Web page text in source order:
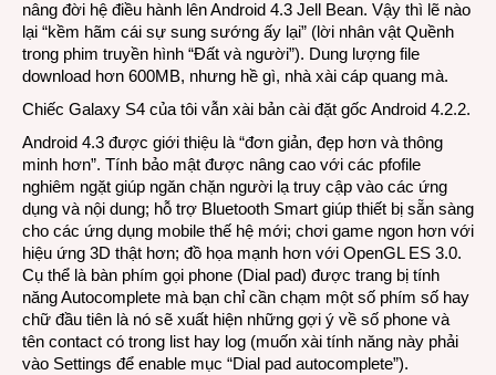
nâng đời hệ điều hành lên Android 4.3 Jell Bean. Vậy thì lẽ nào
lại “kềm hãm cái sự sung sướng ấy lại” (lời nhân vật Quềnh
trong phim truyền hình “Đất và người”). Dung lượng file
download hơn 600MB, nhưng hề gì, nhà xài cáp quang mà.
Chiếc Galaxy S4 của tôi vẫn xài bản cài đặt gốc Android 4.2.2.
Android 4.3 được giới thiệu là “đơn giản, đẹp hơn và thông
minh hơn”. Tính bảo mật được nâng cao với các pfofile
nghiêm ngặt giúp ngăn chặn người lạ truy cập vào các ứng
dụng và nội dung; hỗ trợ Bluetooth Smart giúp thiết bị sẵn sàng
cho các ứng dụng mobile thế hệ mới; chơi game ngon hơn với
hiệu ứng 3D thật hơn; đồ họa mạnh hơn với OpenGL ES 3.0.
Cụ thể là bàn phím gọi phone (Dial pad) được trang bị tính
năng Autocomplete mà bạn chỉ cần chạm một số phím số hay
chữ đầu tiên là nó sẽ xuất hiện những gợi ý về số phone và
tên contact có trong list hay log (muốn xài tính năng này phải
vào Settings để enable mục “Dial pad autocomplete”).